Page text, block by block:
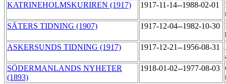
KATRINEHOLMSKURIREN (1917) 1917-11-14--1988-02-01
SÄTERS TIDNING (1907)
1917-12-04--1982-10-30
ASKERSUNDS TIDNING (1917)
1917-12-21--1956-08-31
SÖDERMANLANDS NYHETER
(1893)
1918-01-02--1977-08-03